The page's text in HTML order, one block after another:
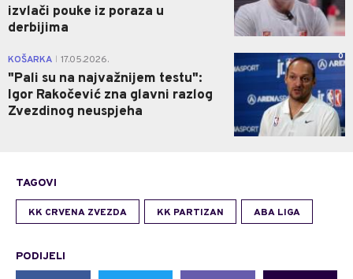
izvlači pouke iz poraza u
derbijima
KOŠARKA 17.05.2026.
"Pali su na najvažnijem testu":
Igor Rakočević zna glavni razlog
Zvezdinog neuspjeha
0
TAGOVI
KK CRVENA ZVEZDA KK PARTIZAN ABA LIGA
PODIJELI